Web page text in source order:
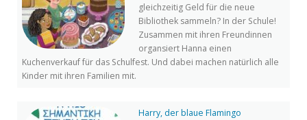
gleichzeitig Geld für die neue
Bibliothek sammeln? In der Schule!
Zusammen mit ihren Freundinnen
organsiert Hanna einen
Kuchenverkauf für das Schulfest. Und dabei machen natürlich alle
Kinder mit ihren Familien mit.
Harry, der blaue Flamingo